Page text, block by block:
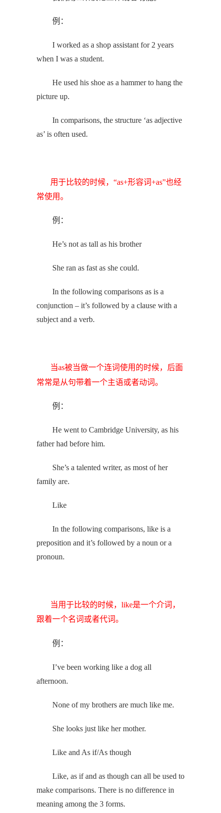
例：
I worked as a shop assistant for 2 years
when I was a student.
He used his shoe as a hammer to hang the
picture up.
In comparisons, the structure ‘as adjective
as’ is often used.
用于比较的时候，“as+形容词+as”也经
常使用。
例：
He’s not as tall as his brother
She ran as fast as she could.
In the following comparisons as is a
conjunction – it’s followed by a clause with a
subject and a verb.
当as被当做一个连词使用的时候，后面
常常是从句带着一个主语或者动词。
例：
He went to Cambridge University, as his
father had before him.
She’s a talented writer, as most of her
family are.
Like
In the following comparisons, like is a
preposition and it’s followed by a noun or a
pronoun.
当用于比较的时候，like是一个介词，
跟着一个名词或者代词。
例：
I’ve been working like a dog all
afternoon.
None of my brothers are much like me.
She looks just like her mother.
Like and As if/As though
Like, as if and as though can all be used to
make comparisons. There is no difference in
meaning among the 3 forms.